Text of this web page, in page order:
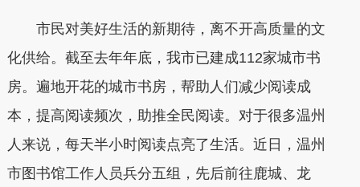
市民对美好生活的新期待，离不开高质量的文
化供给。截至去年年底，我市已建成112家城市书
房。遍地开花的城市书房，帮助人们减少阅读成
本，提高阅读频次，助推全民阅读。对于很多温州
人来说，每天半小时阅读点亮了生活。近日，温州
市图书馆工作人员兵分五组，先后前往鹿城、龙